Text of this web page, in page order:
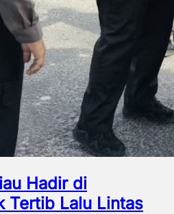
Hadir di
Tertib Lalu Lintas